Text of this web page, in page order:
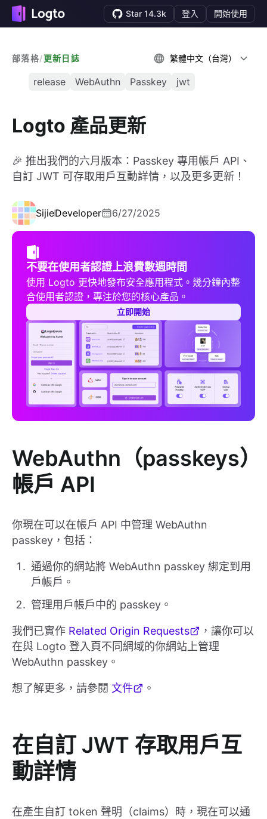
Star 14.3k 登入 開始使用
部落格/更新日誌 繁體中文（台灣）
release WebAuthn Passkey jwt
Logto 產品更新
🎉 推出我們的六月版本：Passkey 專用帳戶 API、
自訂 JWT 可存取用戶互動詳情，以及更多更新！
SijieDeveloper 6/27/2025
不要在使用者認證上浪費數週時間
使用 Logto 更快地發布安全應用程式。幾分鐘內整
合使用者認證，專注於您的核心產品。
立即開始
WebAuthn（passkeys）
帳戶 API
你現在可以在帳戶 API 中管理 WebAuthn
passkey，包括：
通過你的網站將 WebAuthn passkey 綁定到用
戶帳戶。
管理用戶帳戶中的 passkey。
我們已實作 Related Origin Requests
，讓你可以
在與 Logto 登入頁不同網域的你網站上管理
WebAuthn passkey。
想了解更多，請參閱 文件 。
在自訂 JWT 存取用戶互
動詳情
在產生自訂 token 聲明（claims）時，現在可以通